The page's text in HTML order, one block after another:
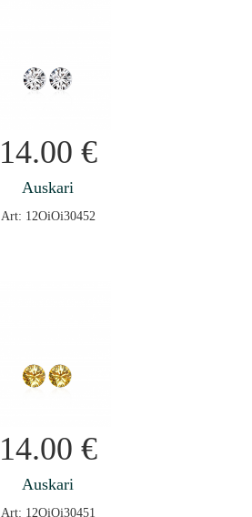
14.00 €
Auskari
Art: 12OiOi30452
14.00 €
Auskari
Art: 12OiOi30451